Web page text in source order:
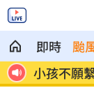
即時 颱
看
小孩不願